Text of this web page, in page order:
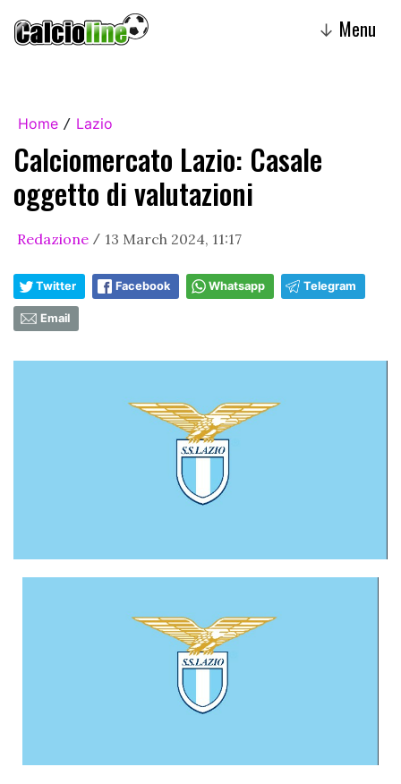
↓ Menu
Home / Lazio
Calciomercato Lazio: Casale
oggetto di valutazioni
Redazione / 13 March 2024, 11:17
Twitter Facebook Whatsapp Telegram
Email